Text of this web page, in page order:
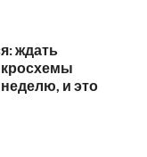
ждать
и это